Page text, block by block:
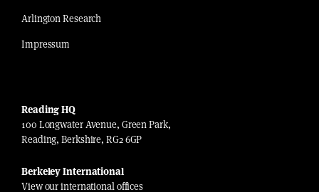
Arlington Research
Impressum
Reading HQ
100 Longwater Avenue, Green Park,
Reading, Berkshire, RG2 6GP
Berkeley International
View our international offices